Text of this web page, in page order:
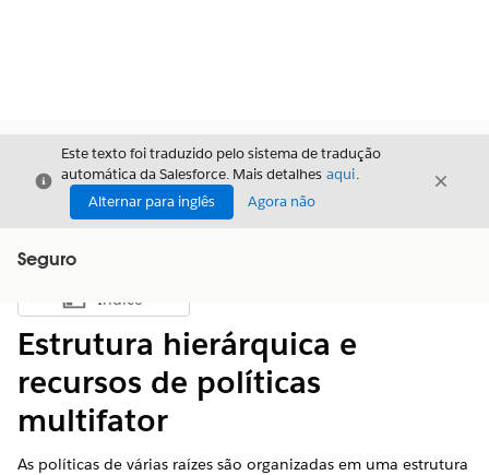
Fechar
Este texto foi traduzido pelo sistema de tradução
automática da Salesforce. Mais detalhes aqui.
Alternar para inglês
Agora não
Fechar
Seguro
Mostrar índice
Índice
Estrutura hierárquica e
recursos de políticas
multifator
As políticas de várias raízes são organizadas em uma estrutura